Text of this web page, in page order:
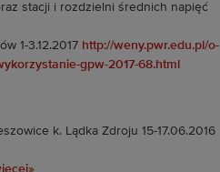
stacji i rozdzielni średnich napięć
1-3.12.2017 http://weny.pwr.edu.pl/o-
gpw-2017-68.html
k. Lądka Zdroju 15-17.06.2016